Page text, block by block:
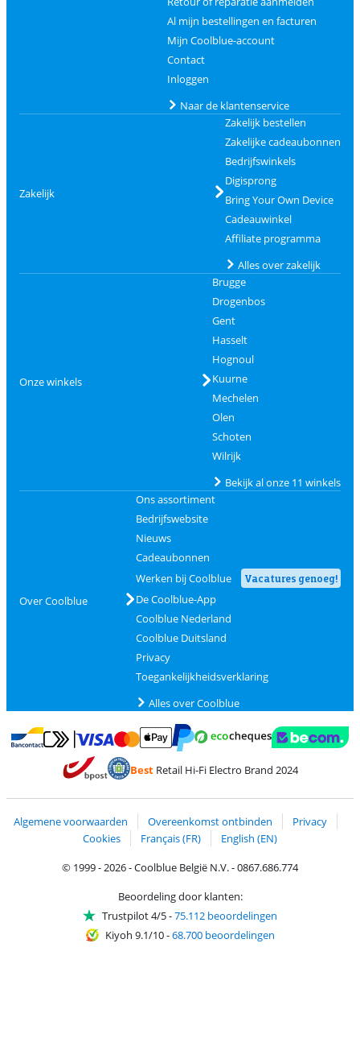
Al mijn bestellingen en facturen
Mijn Coolblue-account
Contact
Inloggen
Naar de klantenservice
Zakelijk
Zakelijk bestellen
Zakelijke cadeaubonnen
Bedrijfswinkels
Digisprong
Bring Your Own Device
Cadeauwinkel
Affiliate programma
Alles over zakelijk
Onze winkels
Brugge
Drogenbos
Gent
Hasselt
Hognoul
Kuurne
Mechelen
Olen
Schoten
Wilrijk
Bekijk al onze 11 winkels
Over Coolblue
Ons assortiment
Bedrijfswebsite
Nieuws
Cadeaubonnen
Werken bij Coolblue
Vacatures genoeg!
De Coolblue-App
Coolblue Nederland
Coolblue Duitsland
Privacy
Toegankelijkheidsverklaring
Alles over Coolblue
Betalen met Bancontact
Betalen met MasterCard en Visa via ClickToPay
Betalen met PayPal
BestRetail Hi-Fi Electro Brand 2024
Algemene voorwaarden Overeenkomst ontbinden
Privacy
Cookies
Français (FR)
English (EN)
© 1999 - 2026 - Coolblue België N.V. - 0867.686.774
Beoordeling door klanten:
Trustpilot 4/5-75.112 beoordelingen
Kiyoh 9.1/10-68.700 beoordelingen